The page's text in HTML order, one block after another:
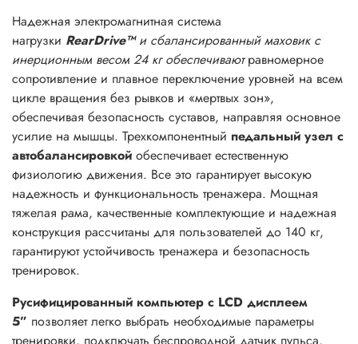
Надежная электромагнитная система
нагрузки RearDrive™и сбалансированный маховик с
инерционным весом 24 кг обеспечиваютравномерное
сопротивление и плавное переключение уровней на всем
цикле вращения без рывков и «мертвых зон»,
обеспечивая безопасность суставов, направляя основное
усилие на мышцы. Трехкомпонентный педальный узел с
автобалансировкой обеспечивает естественную
физиологию движения. Все это гарантирует высокую
надежность и функциональность тренажера. Мощная
тяжелая рама, качественные комплектующие и надежная
конструкция рассчитаны для пользователей до 140 кг,
гарантируют устойчивость тренажера и безопасность
тренировок.
Русифицированный компьютер с LCD дисплеем
5” позволяет легко выбрать необходимые параметры